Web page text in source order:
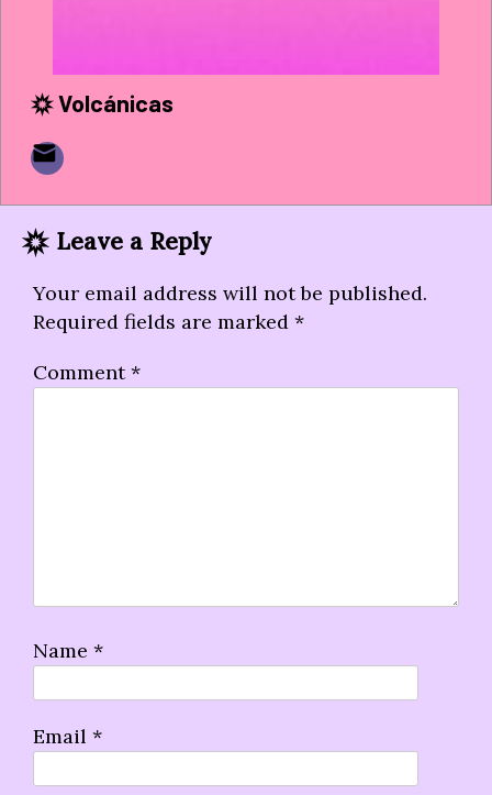
Volcánicas
Leave a Reply
Your email address will not be published.
Required fields are marked *
Comment*
Name *
Email *